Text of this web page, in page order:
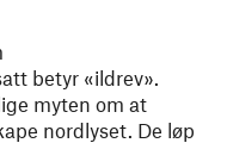
betyr «ildrev».
myten om at
nordlyset. De løp